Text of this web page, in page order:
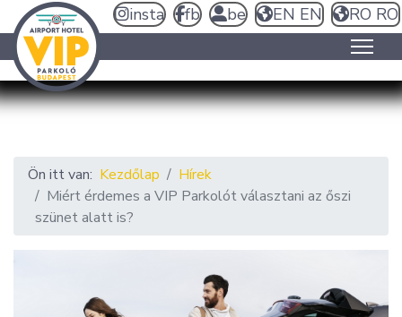
insta fb be EN EN RO RO
Ön itt van: Kezdőlap
Hírek
Miért érdemes a VIP Parkolót választani az őszi
szünet alatt is?